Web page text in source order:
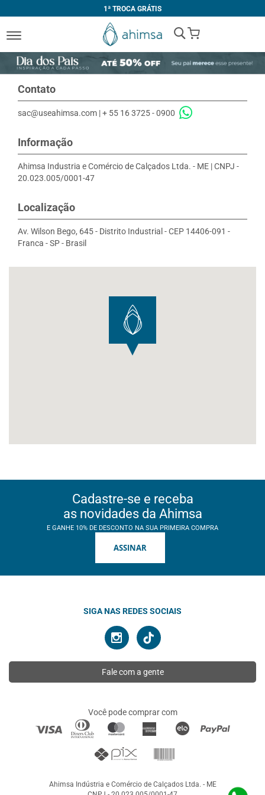
1ª TROCA GRÁTIS
My Cart
Contato
sac@useahimsa.com |+ 55 16 3725 - 0900
Informação
Ahimsa Industria e Comércio de Calçados Ltda. - ME | CNPJ -
20.023.005/0001-47
Localização
Av. Wilson Bego, 645 - Distrito Industrial - CEP 14406-091 -
Franca - SP - Brasil
Cadastre-se e receba
as novidades da Ahimsa
E GANHE 10% DE DESCONTO NA SUA PRIMEIRA COMPRA
ASSINAR
SIGA NAS REDES SOCIAIS
Fale com a gente
Você pode comprar com
Ahimsa Indústria e Comércio de Calçados Ltda. - ME